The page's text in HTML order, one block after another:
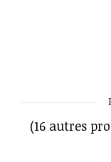
(16 autres